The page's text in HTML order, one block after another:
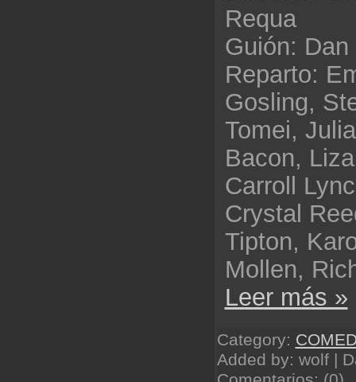
Requa
Guión:
Reparto:
Gosling,
Tomei,
Bacon,
Carroll
Crystal
Tipton,
Mollen,
Leer más »
Category:
Added by: wolf |